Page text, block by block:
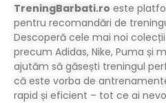
TreningBarbati.ro este
pentru recomandări de
Descoperă cele mai noi
precum Adidas, Nike, Puma și
ajutăm să găsești treningul
că este vorba de
rapid și eficient – tot ce ai